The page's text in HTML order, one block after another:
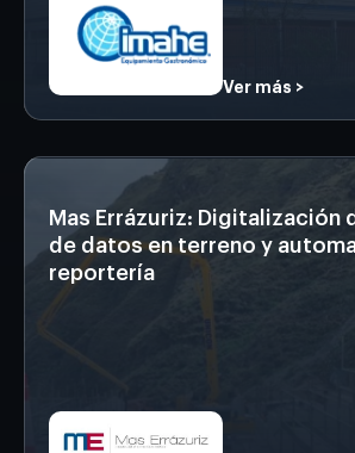
Ver más >
Mas Errázuriz: Digitalización
de datos en terreno y
reportería